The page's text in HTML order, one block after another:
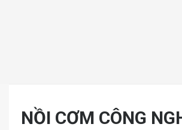
NỒI CƠM CÔNG